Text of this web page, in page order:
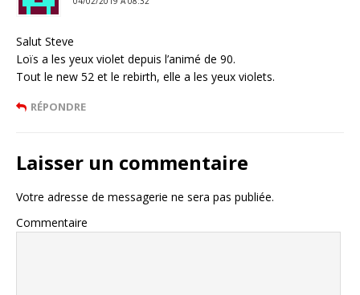
Salut Steve
Loïs a les yeux violet depuis l’animé de 90.
Tout le new 52 et le rebirth, elle a les yeux violets.
RÉPONDRE
Laisser un commentaire
Votre adresse de messagerie ne sera pas publiée.
Commentaire